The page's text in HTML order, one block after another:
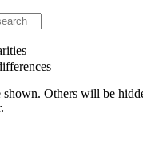
shown. Others will be